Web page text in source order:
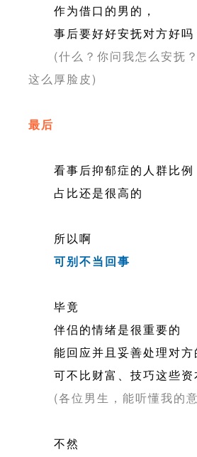
作为借口的男的，
事后要好好安抚对方好吗
(什么？你问我怎么安抚
这么厚脸皮)
最后
看事后抑郁症的人群比例
占比还是很高的
所以啊
可别不当回事
毕竟
伴侣的情绪是很重要的
能回应并且妥善处理对方
可不比财富、技巧这些资
(各位男生，能听懂我的
不然